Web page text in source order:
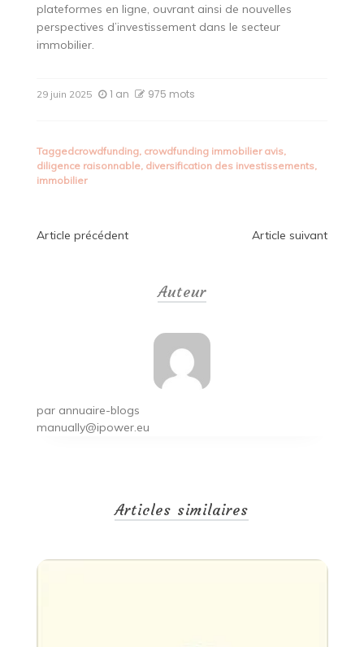
plateformes en ligne, ouvrant ainsi de nouvelles
perspectives d’investissement dans le secteur
immobilier.
29 juin 2025 1 an 975 mots
Taggedcrowdfunding, crowdfunding immobilier avis,
diligence raisonnable, diversification des investissements,
immobilier
Navigation
Article précédent Article suivant
Auteur
par annuaire-blogs
manually@ipower.eu
Articles similaires